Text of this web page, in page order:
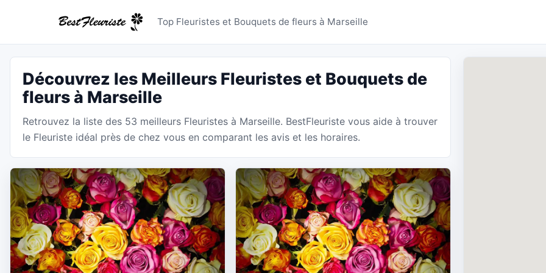
Fleuristes Marseille - BestFleuriste
Top Fleuristes et Bouquets de fleurs à Marseille
Découvrez les Meilleurs Fleuristes et Bouquets de
fleurs à Marseille
Retrouvez la liste des 53 meilleurs Fleuristes à Marseille. BestFleuriste vous aide à trouver
le Fleuriste idéal près de chez vous en comparant les avis et les horaires.